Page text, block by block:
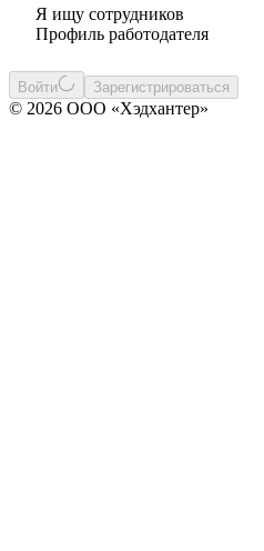
Я ищу сотрудников
Профиль работодателя
Войти Зарегистрироваться
© 2026 ООО «Хэдхантер»